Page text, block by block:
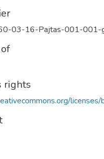
03-16-Pajtas-001-001-
rights